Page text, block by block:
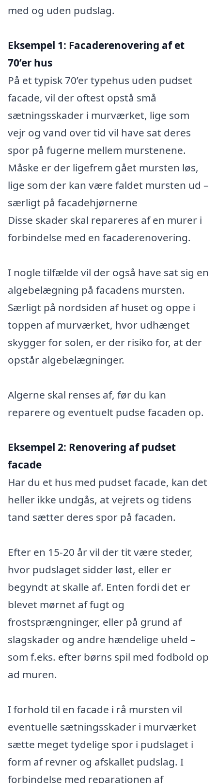
med og uden pudslag.
Eksempel 1: Facaderenovering af et
70’er hus
På et typisk 70’er typehus uden pudset
facade, vil der oftest opstå små
sætningsskader i murværket, lige som
vejr og vand over tid vil have sat deres
spor på fugerne mellem murstenene.
Måske er der ligefrem gået mursten løs,
lige som der kan være faldet mursten ud –
særligt på facadehjørnerne
Disse skader skal repareres af en murer i
forbindelse med en facaderenovering.
I nogle tilfælde vil der også have sat sig en
algebelægning på facadens mursten.
Særligt på nordsiden af huset og oppe i
toppen af murværket, hvor udhænget
skygger for solen, er der risiko for, at der
opstår algebelægninger.
Algerne skal renses af, før du kan
reparere og eventuelt pudse facaden op.
Eksempel 2: Renovering af pudset
facade
Har du et hus med pudset facade, kan det
heller ikke undgås, at vejrets og tidens
tand sætter deres spor på facaden.
Efter en 15-20 år vil der tit være steder,
hvor pudslaget sidder løst, eller er
begyndt at skalle af. Enten fordi det er
blevet mørnet af fugt og
frostsprængninger, eller på grund af
slagskader og andre hændelige uheld –
som f.eks. efter børns spil med fodbold op
ad muren.
I forhold til en facade i rå mursten vil
eventuelle sætningsskader i murværket
sætte meget tydelige spor i pudslaget i
form af revner og afskallet pudslag. I
forbindelse med reparationen af